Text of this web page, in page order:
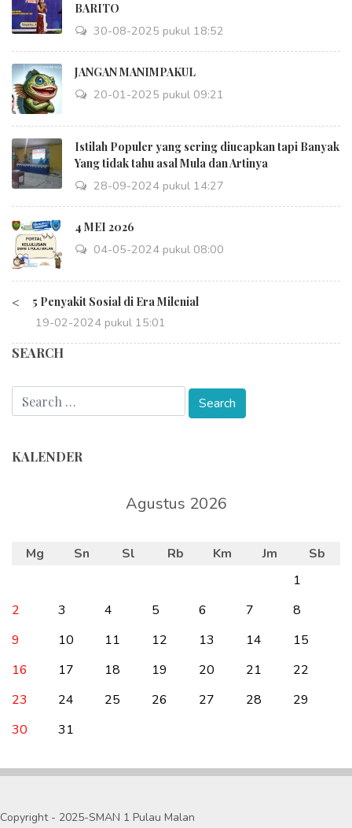
BARITO
30-08-2025 pukul 18:52
JANGAN MANIMPAKUL
20-01-2025 pukul 09:21
Istilah Populer yang sering diucapkan tapi Banyak
Yang tidak tahu asal Mula dan Artinya
28-09-2024 pukul 14:27
4 MEI 2026
04-05-2024 pukul 08:00
< 5 Penyakit Sosial di Era Milenial
19-02-2024 pukul 15:01
SEARCH
KALENDER
Agustus 2026
Mg Sn Sl Rb Km Jm
Sb
1
2
3 4 5 6 7
8
9
10 11 12 13 14
15
16
17 18 19 20 21
22
23
24 25 26 27 28
29
30
31
Copyright - 2025-SMAN 1 Pulau Malan